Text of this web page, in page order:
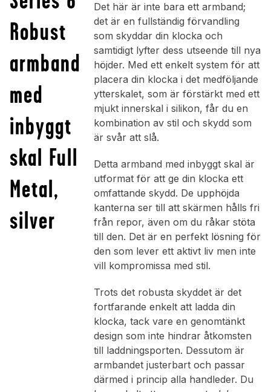
Robust
armband
med
inbyggt
skal Full
Metal,
silver
Det här är inte bara ett armband;
det är en fullständig förvandling
som skyddar din klocka och
samtidigt lyfter dess utseende till nya
höjder. Med ett enkelt system för att
placera din klocka i det medföljande
ytterskalet, som är förstärkt med ett
mjukt innerskal i silikon, får du en
kombination av stil och skydd som
är svår att slå.
Detta armband med inbyggt skal är
utformat för att ge din klocka ett
omfattande skydd. De upphöjda
kanterna ser till att skärmen hålls fri
från repor, även om du råkar stöta
till den. Det är en perfekt lösning för
den som lever ett aktivt liv men inte
vill kompromissa med stil.
Trots det robusta skyddet är det
fortfarande enkelt att ladda din
klocka, tack vare en genomtänkt
design som inte hindrar åtkomsten
till laddningsporten. Dessutom är
armbandet justerbart och passar
därmed i princip alla handleder. Du